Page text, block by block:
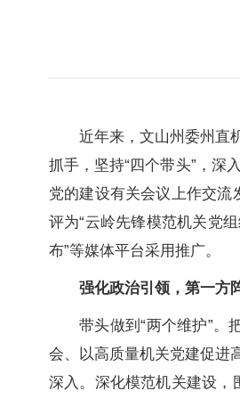
近年来，文山州委州直
抓手，坚持“四个带头”，深
党的建设有关会议上作交流
评为“云岭先锋模范机关党
布”等媒体平台采用推广。
强化政治引领，第一方
带头做到“两个维护”。
会、以高质量机关党建促进
深入。深化模范机关建设，